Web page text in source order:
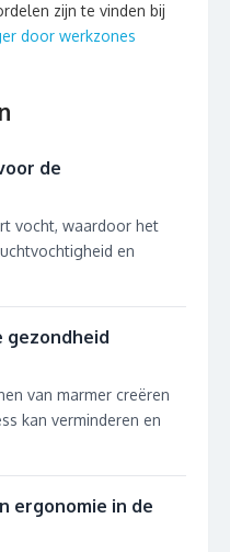
zijn te vinden bij
door werkzones
de
vocht, waardoor het
en
gezondheid
van marmer creëren
kan verminderen en
ergonomie in de